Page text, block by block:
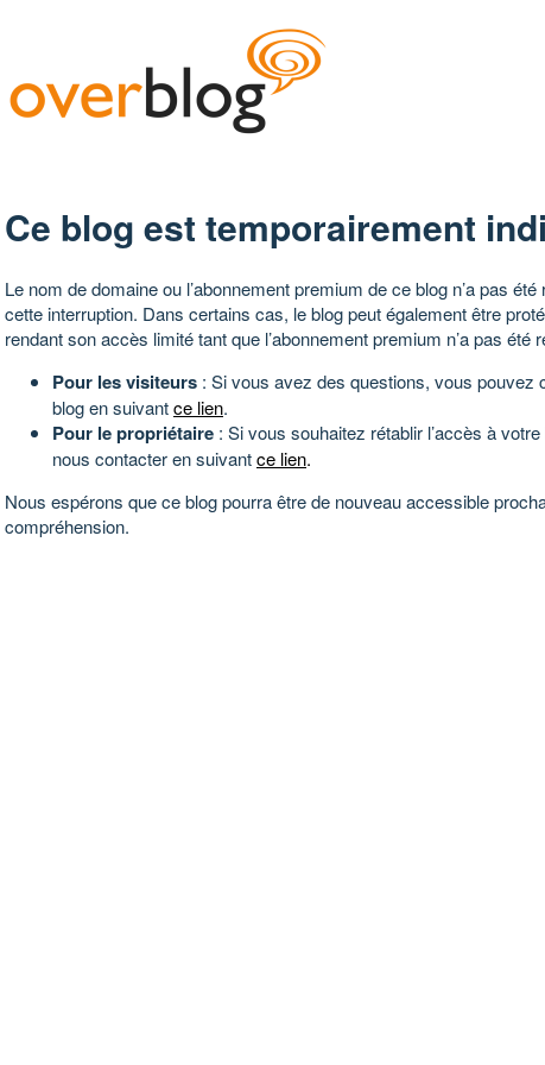
Ce blog est temporairement
Le nom de domaine ou l’abonnement premium de ce blog n’a pas
cette interruption. Dans certains cas, le blog peut également être
rendant son accès limité tant que l’abonnement premium n’a pas été
Pour les visiteurs : Si vous avez des questions, vous pouvez
blog en suivantce lien.
Pour le propriétaire : Si vous souhaitez rétablir l’accès à
nous contacter en suivantce lien.
Nous espérons que ce blog pourra être de nouveau accessible
compréhension.